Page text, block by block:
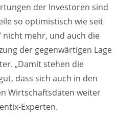
der Investoren sind
so optimistisch wie seit
nicht mehr, und auch die
der gegenwärtigen Lage
„Damit stehen die
dass sich auch in den
Wirtschaftsdaten weiter
Experten.